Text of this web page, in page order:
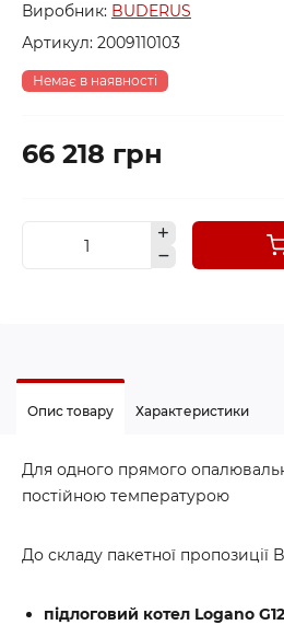
Виробник: BUDERUS
Артикул: 2009110103
Немає в наявності
66 218 грн
Опис товару Характеристики
Для одного прямого
постійною температурою
До складу пакетної пропозиції
підлоговий котел Logano